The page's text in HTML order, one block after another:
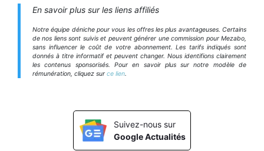
En savoir plus sur les liens affiliés
Notre équipe déniche pour vous les offres les plus avantageuses. Certains
de nos liens sont suivis et peuvent générer une commission pour Mezabo,
sans influencer le coût de votre abonnement. Les tarifs indiqués sont
donnés à titre informatif et peuvent changer. Nous identifions clairement
les contenus sponsorisés. Pour en savoir plus sur notre modèle de
rémunération, cliquez sur ce lien.
Suivez-nous sur
Google Actualités